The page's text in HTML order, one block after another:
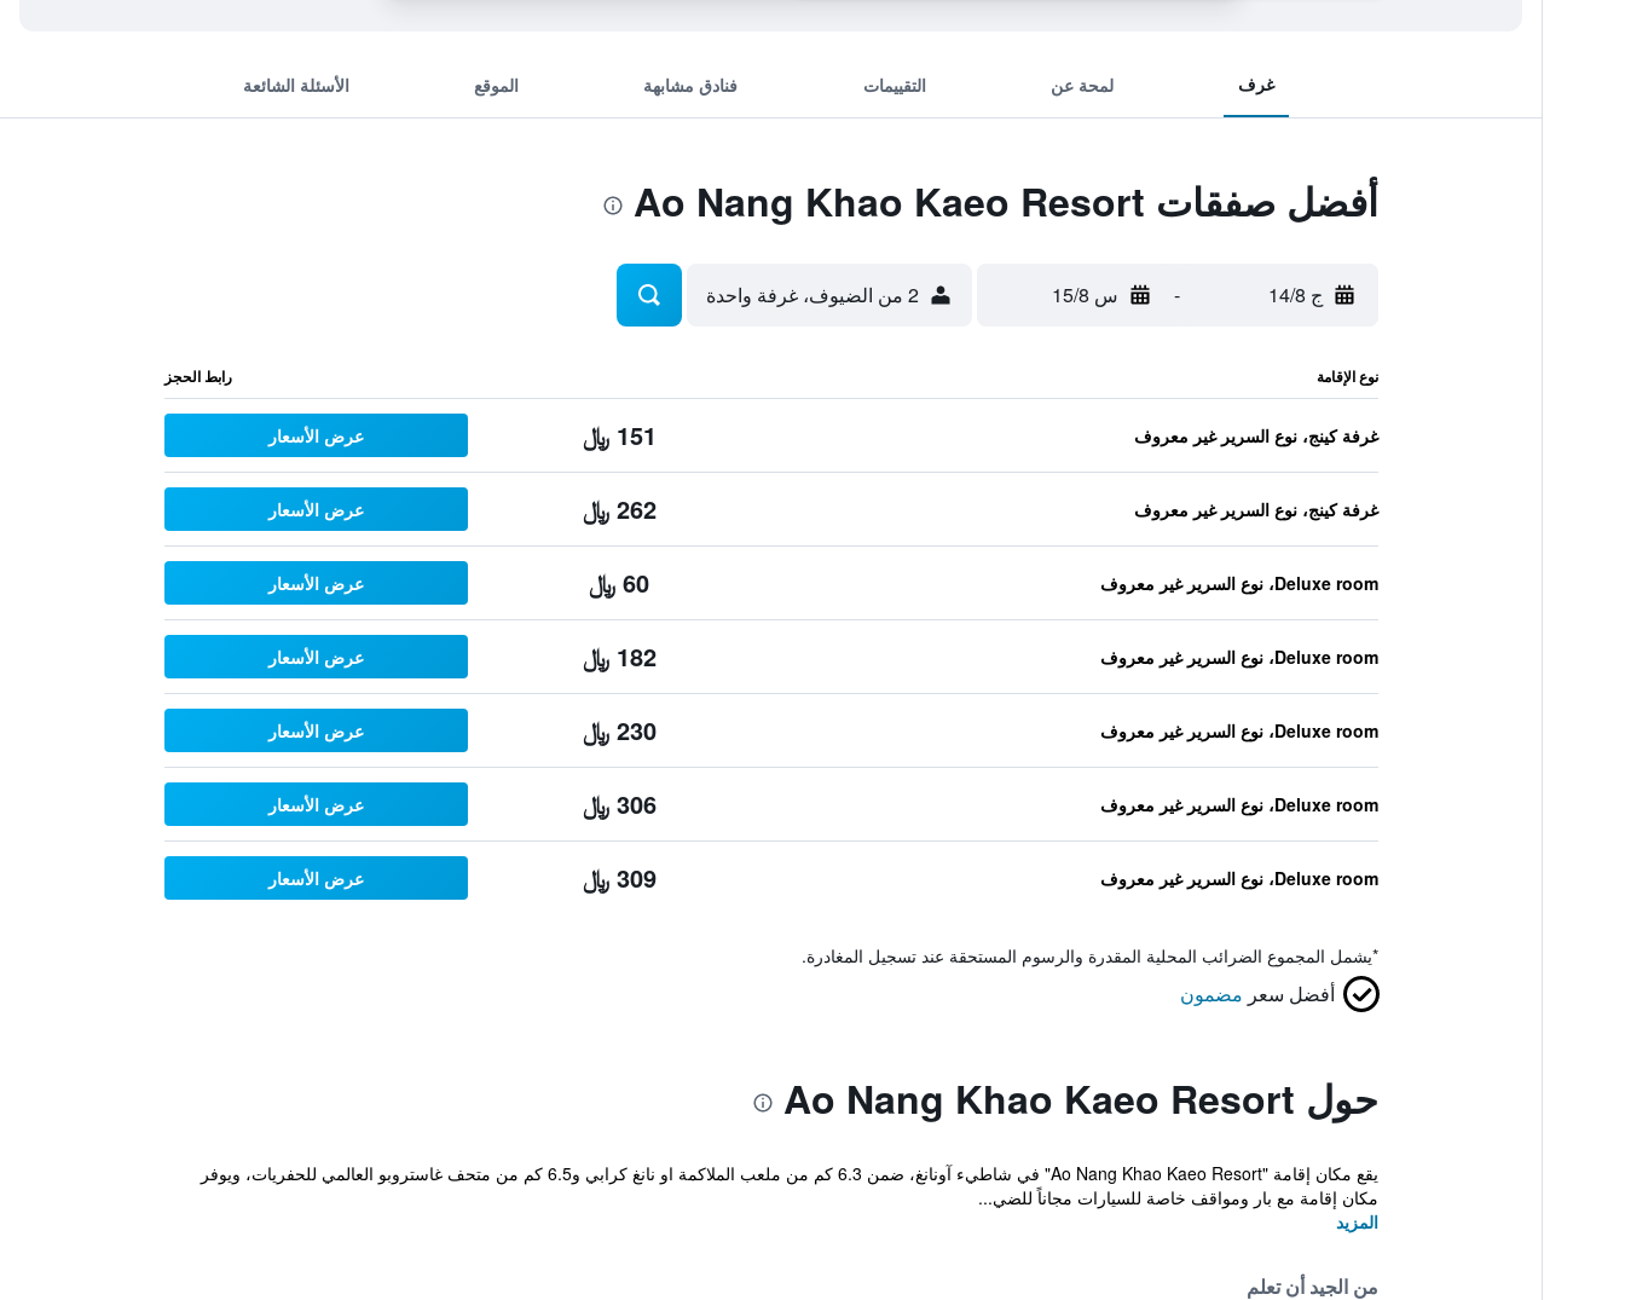
غرف لمحة عن التقييمات فنادق مشابهة الموقع الأسئلة الشائعة
أفضل صفقات Ao Nang Khao Kaeo Resort
ج 14/8 - س 15/8 2 من الضيوف، غرفة واحدة
نوع الإقامة رابط الحجز
غرفة كينج، نوع السرير غير معروف 151 ﷼ عرض الأسعار
غرفة كينج، نوع السرير غير معروف 262 ﷼ عرض الأسعار
Deluxe room، نوع السرير غير معروف 60 ﷼ عرض الأسعار
Deluxe room، نوع السرير غير معروف 182 ﷼ عرض الأسعار
Deluxe room، نوع السرير غير معروف 230 ﷼ عرض الأسعار
Deluxe room، نوع السرير غير معروف 306 ﷼ عرض الأسعار
Deluxe room، نوع السرير غير معروف 309 ﷼ عرض الأسعار
*يشمل المجموع الضرائب المحلية المقدرة والرسوم المستحقة عند تسجيل المغادرة.
أفضل سعر مضمون
حول Ao Nang Khao Kaeo Resort
يقع مكان إقامة "Ao Nang Khao Kaeo Resort" في شاطيء آونانغ، ضمن 6.3 كم من ملعب الملاكمة او نانغ كرابي و6.5 كم من متحف غاستروبو العالمي للحفريات، ويوفر
مكان إقامة مع بار ومواقف خاصة للسيارات مجاناً للضي...
المزيد
من الجيد أن تعلم